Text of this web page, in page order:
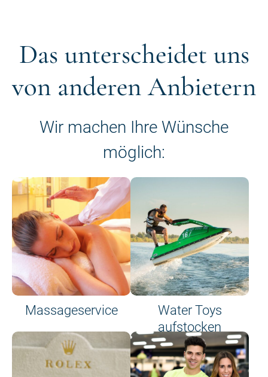
Das unterscheidet uns
von anderen Anbietern
Wir machen Ihre Wünsche
möglich:
Massageservice
Water Toys
aufstocken